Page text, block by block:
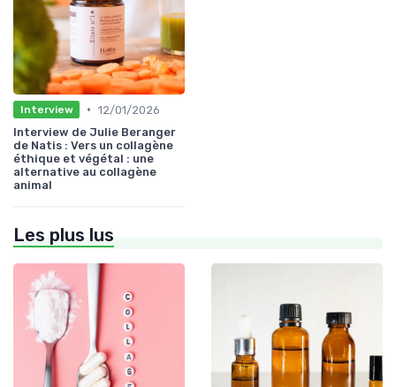
Interview • 12/01/2026
Interview de Julie Beranger
de Natis : Vers un collagène
éthique et végétal : une
alternative au collagène
animal
Les plus lus